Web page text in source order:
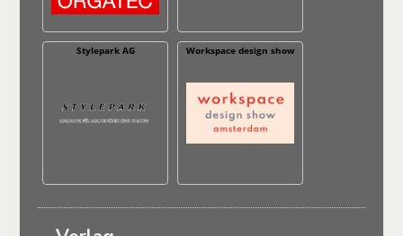
Stylepark AG Workspace design show